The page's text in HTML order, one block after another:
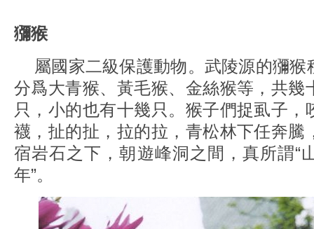
獼猴
屬國家二級保護動物。武陵源的獼猴
分爲大青猴、黃毛猴、金絲猴等，共幾
只，小的也有十幾只。猴子們捉虱子，
襪，扯的扯，拉的拉，青松林下任奔騰
宿岩石之下，朝遊峰洞之間，真所謂“
年”。